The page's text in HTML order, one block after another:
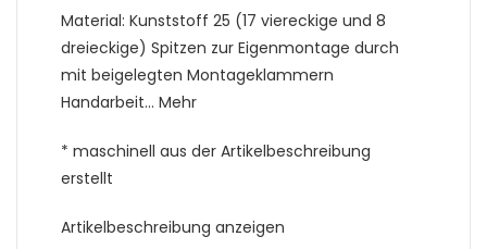
Material: Kunststoff 25 (17 viereckige und 8
dreieckige) Spitzen zur Eigenmontage durch
mit beigelegten Montageklammern
Handarbeit… Mehr
* maschinell aus der Artikelbeschreibung
erstellt
Artikelbeschreibung anzeigen